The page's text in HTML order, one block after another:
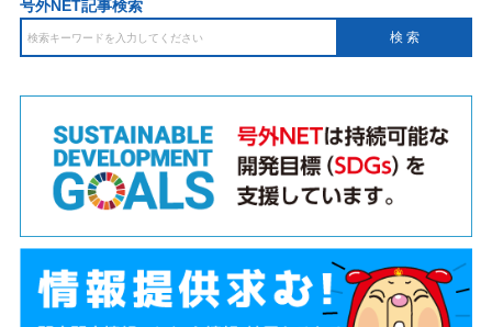
号外NET記事検索